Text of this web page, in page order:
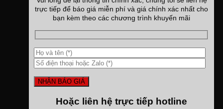
trực tiếp để báo giá miễn phí và giá chính xác nhất cho
bạn kèm theo các chương trình khuyến mãi
Hoặc liên hệ trực tiếp hotline